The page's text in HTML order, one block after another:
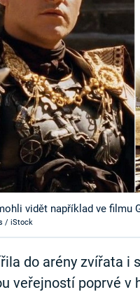
vidět například ve filmu
/ iStock
do arény zvířata
veřejností poprvé